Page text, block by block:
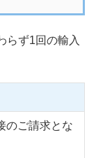
らず1回の輸入
のご請求とな